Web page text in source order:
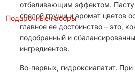
Подарочные наборы
отбеливающим эффектом. Пасту
спелой груши и аромат цветов
главное ее достоинство – это,
подобранный и
ингредиентов.
Во-первых, гидроксиапатит. При